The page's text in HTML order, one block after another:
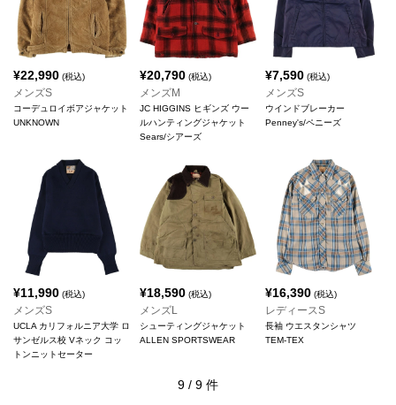
¥22,990 (税込)
メンズS
コーデュロイボアジャケット
UNKNOWN
¥20,790(税込)
メンズM
JC HIGGINS ヒギンズ ウー
ルハンティングジャケット
Sears/シアーズ
¥7,590 (税込)
メンズS
ウインドブレーカー
Penney's/ペニーズ
¥11,990 (税込)
メンズS
UCLA カリフォルニア大学 ロ
サンゼルス校 Vネック コッ
トンニットセーター
¥18,590(税込)
メンズL
シューティングジャケット
ALLEN SPORTSWEAR
¥16,390 (税込)
レディースS
長袖 ウエスタンシャツ
TEM-TEX
9 / 9 件